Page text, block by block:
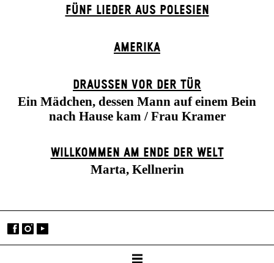
FÜNF LIEDER AUS POLESIEN
AMERIKA
DRAUSSEN VOR DER TÜR
Ein Mädchen, dessen Mann auf einem Bein
nach Hause kam / Frau Kramer
WILLKOMMEN AM ENDE DER WELT
Marta, Kellnerin